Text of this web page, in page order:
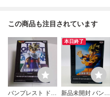
この商品も注目されています
バンプレスト ドラ
本日終了
新品未開封 バンプ